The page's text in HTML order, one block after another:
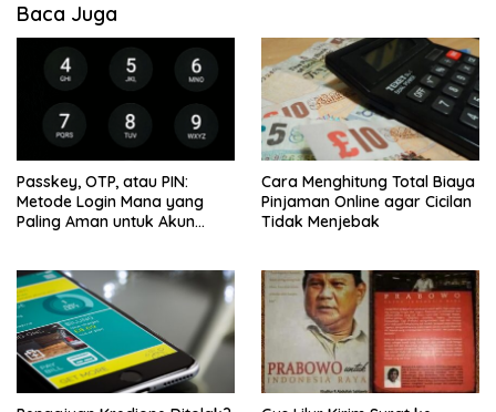
Baca Juga
Passkey, OTP, atau PIN:
Metode Login Mana yang
Paling Aman untuk Akun
Cara Menghitung Total Biaya
Pinjaman Online agar Cicilan
Tidak Menjebak